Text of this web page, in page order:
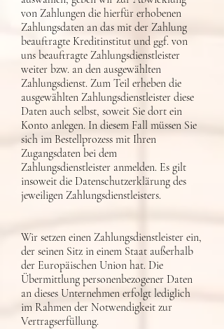
von Zahlungen die hierfür erhobenen
Zahlungsdaten an das mit der Zahlung
beauftragte Kreditinstitut und ggf. von
uns beauftragte Zahlungsdienstleister
weiter bzw. an den ausgewählten
Zahlungsdienst. Zum Teil erheben die
ausgewählten Zahlungsdienstleister diese
Daten auch selbst, soweit Sie dort ein
Konto anlegen. In diesem Fall müssen Sie
sich im Bestellprozess mit Ihren
Zugangsdaten bei dem
Zahlungsdienstleister anmelden. Es gilt
insoweit die Datenschutzerklärung des
jeweiligen Zahlungsdienstleisters.
Wir setzen einen Zahlungsdienstleister ein,
der seinen Sitz in einem Staat außerhalb
der Europäischen Union hat. Die
Übermittlung personenbezogener Daten
an dieses Unternehmen erfolgt lediglich
im Rahmen der Notwendigkeit zur
Vertragserfüllung.